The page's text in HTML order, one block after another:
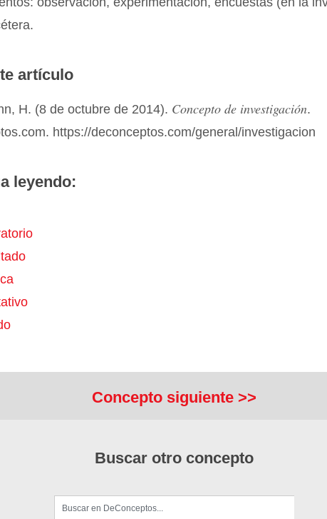
artículo
H. (8 de octubre de 2014). Concepto de investigación.
https://deconceptos.com/general/investigacion
leyendo:
Concepto siguiente >>
Buscar otro concepto